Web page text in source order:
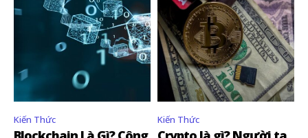
Kiến Thức Kiến Thức